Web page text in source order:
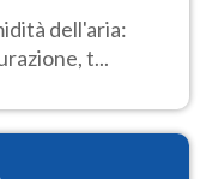
dell'aria:
t...